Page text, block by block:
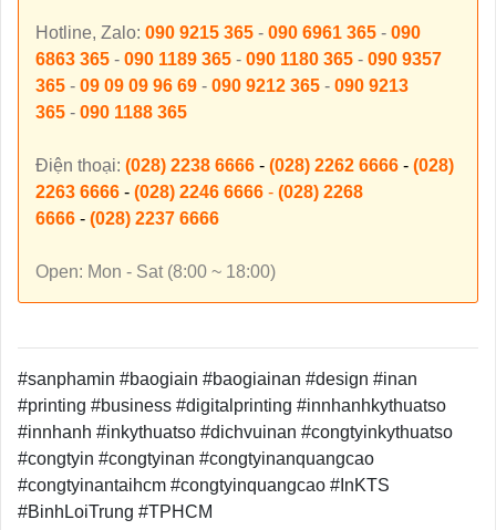
Hotline, Zalo: 090 9215 365 - 090 6961 365 - 090
6863 365 - 090 1189 365 - 090 1180 365 - 090 9357
365 - 09 09 09 96 69 - 090 9212 365 - 090 9213
365 - 090 1188 365
Điện thoại: (028) 2238 6666 - (028) 2262 6666 - (028)
2263 6666 - (028) 2246 6666 - (028) 2268
6666 - (028) 2237 6666
Open: Mon - Sat (8:00 ~ 18:00)
#sanphamin #baogiain #baogiainan #design #inan
#printing #business #digitalprinting #innhanhkythuatso
#innhanh #inkythuatso #dichvuinan #congtyinkythuatso
#congtyin #congtyinan #congtyinanquangcao
#congtyinantaihcm #congtyinquangcao #InKTS
#BinhLoiTrung #TPHCM